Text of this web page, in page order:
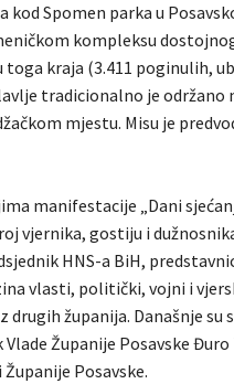
kod Spomen parka u
kompleksu
toga kraja (3.411 poginulih,
tradicionalno je održano
mjestu. Misu je
manifestacije „Dani
vjernika, gostiju i
HNS-a BiH,
vlasti, politički, vojni i
drugih županija. Današnje su
Županije Posavske Đuro
Posavske.